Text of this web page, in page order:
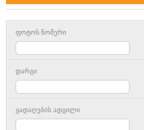
ფოტოს ნომერი
დარგი
გადაღების ადგილი